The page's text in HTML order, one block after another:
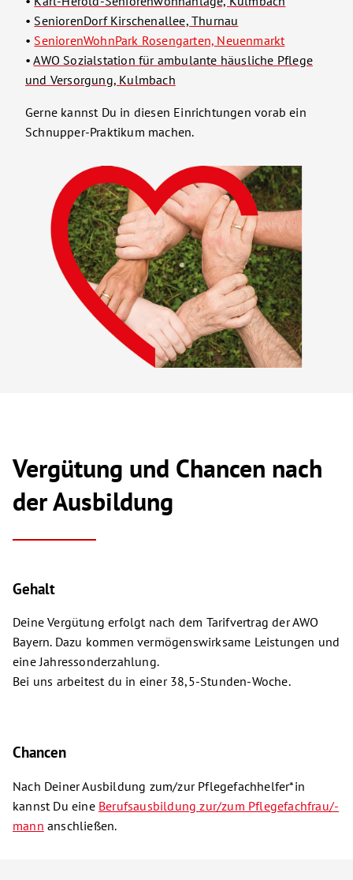
• SeniorenDorf Kirschenallee, Thurnau
• SeniorenWohnPark Rosengarten, Neuenmarkt
•AWO Sozialstation für ambulante häusliche Pflege
und Versorgung, Kulmbach
Gerne kannst Du in diesen Einrichtungen vorab ein
Schnupper-Praktikum machen.
Vergütung und Chancen nach
der Ausbildung
Gehalt
Deine Vergütung erfolgt nach dem Tarifvertrag der AWO
Bayern. Dazu kommen vermögenswirksame Leistungen und
eine Jahressonderzahlung.
Bei uns arbeitest du in einer 38,5-Stunden-Woche.
Chancen
Nach Deiner Ausbildung zum/zur Pflegefachhelfer*in
kannst Du eine Berufsausbildung zur/zum Pflegefachfrau/-
mann anschließen.